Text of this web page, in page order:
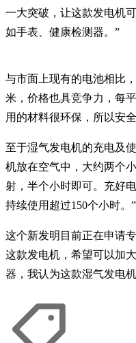
一大突破，让这款发电机
如手表、健康检测器。”
与市面上现有的电池相比
米，价格也具竞争力，每
用的材料很环保，所以安
至于湿气发电机的充电及
机放在空气中，大约两个
射，半个小时即可。充好
持续使用超过150个小时。”
这个新发明目前正在申请
这款发电机，希望可以加
器，我认为这款湿气发电